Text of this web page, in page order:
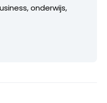
onderwijs,